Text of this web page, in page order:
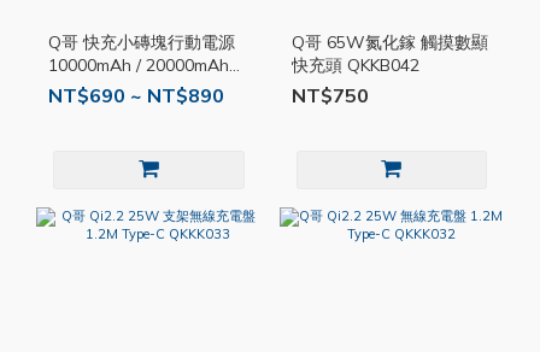
Q哥 快充小磚塊行動電源
10000mAh / 20000mAh
QKKP022
NT$690 ~ NT$890
Q哥 65W氮化鎵 觸摸數顯
快充頭 QKKB042
NT$750